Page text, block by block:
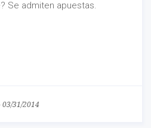
Se admiten apuestas.
03/31/2014